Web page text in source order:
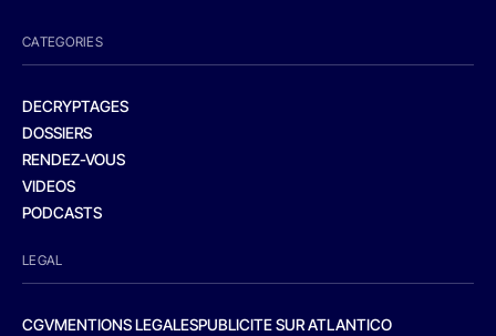
CATEGORIES
DECRYPTAGES
DOSSIERS
RENDEZ-VOUS
VIDEOS
PODCASTS
LEGAL
CGVMENTIONS LEGALESPUBLICITE SUR ATLANTICO